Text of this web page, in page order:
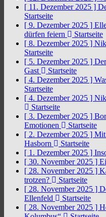
[ 11. Dezember 2025 ]
Startseite
[ 9. Dezember 2025 ]
dürfen feiern
Startseite
[ 8. Dezember 2025 ]
Startseite
[ 5. Dezember 2025 ]
Gast
Startseite
[ 4. Dezember 2025 ]
Startseite
[ 4. Dezember 2025 ]
Startseite
[ 3. Dezember 2025 ]
Emotionen
Startseite
[ 2. Dezember 2025 ] Mit
Hasborn
Startseite
[ 1. Dezember 2025 ]
[ 30. November 2025 ]
[ 28. November 2025 ]
trotzen?
Startseite
[ 28. November 2025 ]
Ellenfeld
Startseite
[ 28. November 2025 ]